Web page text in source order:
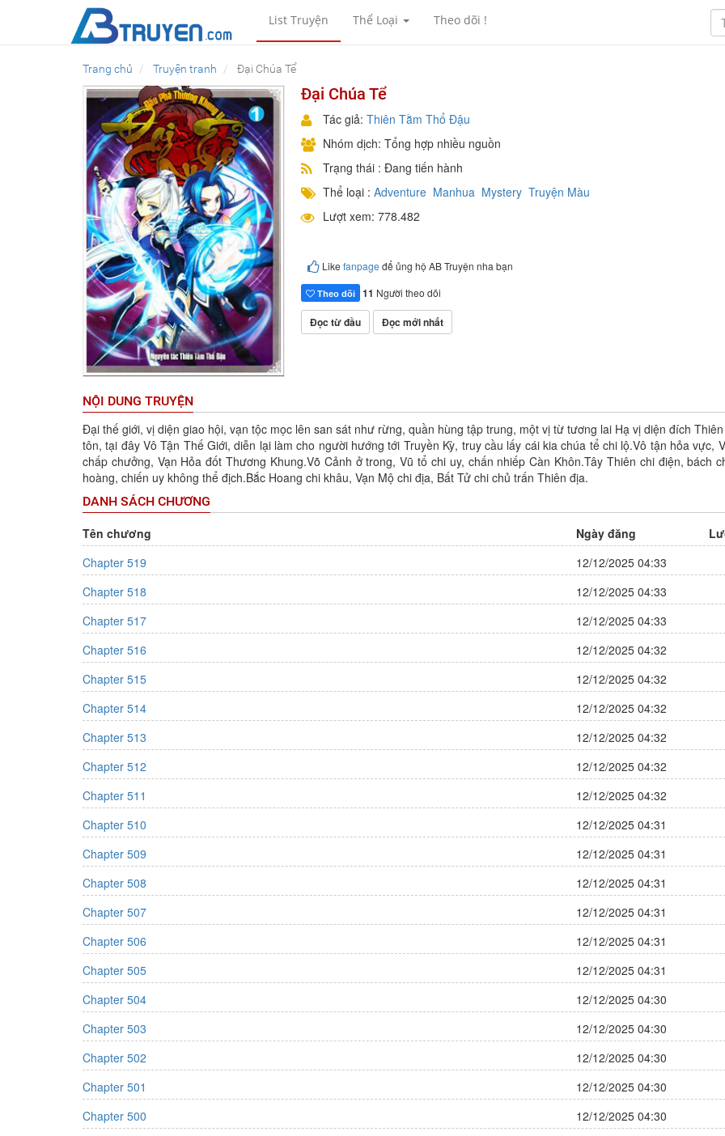
List Truyện Thể Loại Theo dõi !
Trang chủ Truyện tranh Đại Chúa Tể
Đại Chúa Tể
Tác giả: Thiên Tằm Thổ Đậu
Nhóm dịch: Tổng hợp nhiều nguồn
Trạng thái : Đang tiến hành
Thể loại : Adventure Manhua Mystery Truyện Màu
Lượt xem: 778.482
Like fanpage để ủng hộ AB Truyện nha bạn
Theo dõi 11 Người theo dõi
Đọc từ đầu Đọc mới nhất
NỘI DUNG TRUYỆN
Đại thế giới, vị diện giao hội, vạn tộc mọc lên san sát như rừng, quần hùng tập trung, một vị từ tương lai Hạ vị diện đích
tôn, tại đây Vô Tận Thế Giới, diễn lại làm cho người hướng tới Truyền Kỳ, truy cầu lấy cái kia chúa tể chi lộ.Vô tận hỏa vực,
chấp chưởng, Vạn Hỏa đốt Thương Khung.Võ Cảnh ở trong, Vũ tổ chi uy, chấn nhiếp Càn Khôn.Tây Thiên chi điện, bách
hoàng, chiến uy không thể địch.Bắc Hoang chi khâu, Vạn Mộ chi địa, Bất Tử chi chủ trấn Thiên địa.
DANH SÁCH CHƯƠNG
Tên chương Ngày đăng
Chapter 519
12/12/2025 04:33
Chapter 518
12/12/2025 04:33
Chapter 517
12/12/2025 04:33
Chapter 516
12/12/2025 04:32
Chapter 515
12/12/2025 04:32
Chapter 514
12/12/2025 04:32
Chapter 513
12/12/2025 04:32
Chapter 512
12/12/2025 04:32
Chapter 511
12/12/2025 04:32
Chapter 510
12/12/2025 04:31
Chapter 509
12/12/2025 04:31
Chapter 508
12/12/2025 04:31
Chapter 507
12/12/2025 04:31
Chapter 506
12/12/2025 04:31
Chapter 505
12/12/2025 04:31
Chapter 504
12/12/2025 04:30
Chapter 503
12/12/2025 04:30
Chapter 502
12/12/2025 04:30
Chapter 501
12/12/2025 04:30
Chapter 500
12/12/2025 04:30
Samayoeru Tensei-sha-tachi no
Revival Game
Tác giả: Saitou Kenji
Thể loại:Action,Fantasy,Gender
Đánh giá:9 điêm
Update:Chapter 15
Gachiakuta
Tác giả: Urana Kei
Trạng thái: Đang tiến hành
Đánh giá:9 điêm
Yêu Phu! Xin Ngươi Hưu
Tác giả: Đang cập nhật
Trạng thái: Đang tiến hành
Đánh giá:9 điêm
Update:Chapter 81